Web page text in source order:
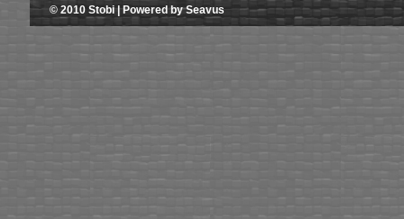
© 2010 Stobi | Powered by Seavus